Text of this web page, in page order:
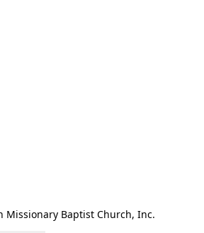
Missionary Baptist Church, Inc.